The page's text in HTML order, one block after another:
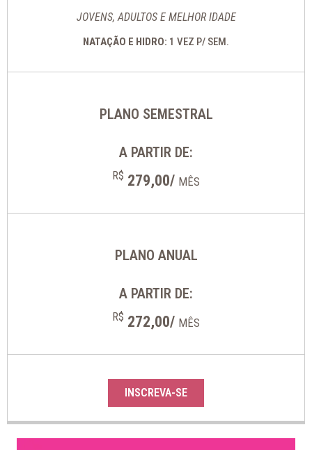
JOVENS, ADULTOS E MELHOR IDADE
NATAÇÃO E HIDRO: 1 VEZ P/ SEM.
PLANO SEMESTRAL
A PARTIR DE:
R$ 279,00/ MÊS
PLANO ANUAL
A PARTIR DE:
R$ 272,00/ MÊS
INSCREVA-SE